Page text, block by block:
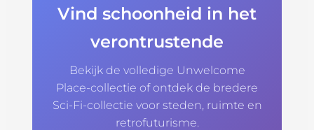
Vind schoonheid in het
verontrustende
Bekijk de volledige Unwelcome
Place-collectie of ontdek de bredere
Sci-Fi-collectie voor steden, ruimte en
retrofuturisme.